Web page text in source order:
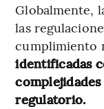
Globalmente,
las
cumplimiento
identificadas
regulatorio.